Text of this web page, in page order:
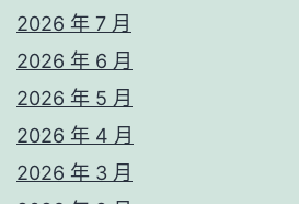
2026 年 7 月
2026 年 6 月
2026 年 5 月
2026 年 4 月
2026 年 3 月